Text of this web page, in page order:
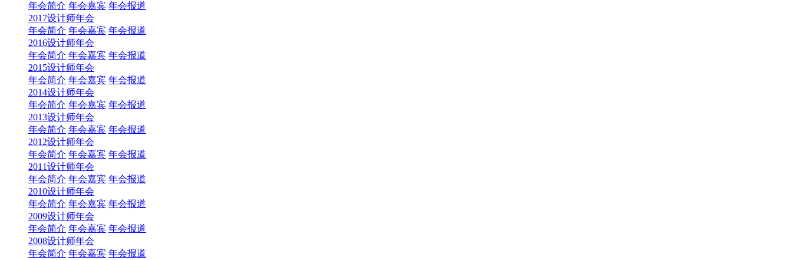
年会简介 年会嘉宾 年会报道
2017设计师年会
年会简介 年会嘉宾 年会报道
2016设计师年会
年会简介 年会嘉宾 年会报道
2015设计师年会
年会简介 年会嘉宾 年会报道
2014设计师年会
年会简介 年会嘉宾 年会报道
2013设计师年会
年会简介 年会嘉宾 年会报道
2012设计师年会
年会简介 年会嘉宾 年会报道
2011设计师年会
年会简介 年会嘉宾 年会报道
2010设计师年会
年会简介 年会嘉宾 年会报道
2009设计师年会
年会简介 年会嘉宾 年会报道
2008设计师年会
年会简介 年会嘉宾 年会报道